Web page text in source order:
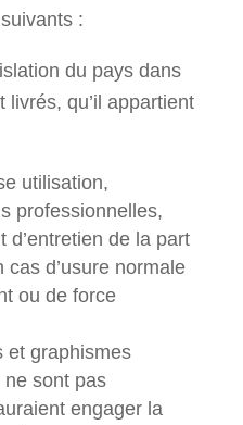
:
du pays dans
livrés, qu’il appartient
utilisation,
professionnelles,
d’entretien de la part
d’usure normale
ou de force
et graphismes
sont pas
engager la